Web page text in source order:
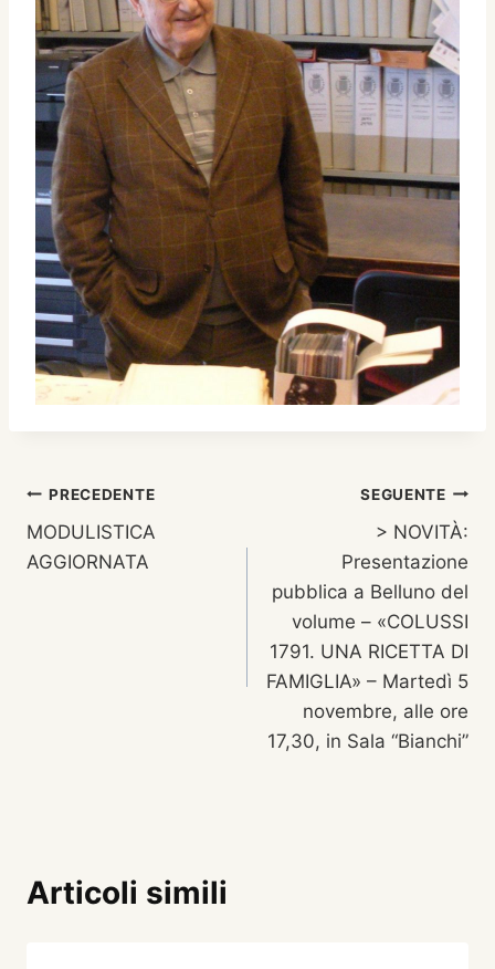
Navigazione
articoli
PRECEDENTE
MODULISTICA
AGGIORNATA
SEGUENTE
> NOVITÀ:
Presentazione
pubblica a Belluno del
volume – «COLUSSI
1791. UNA RICETTA DI
FAMIGLIA» – Martedì 5
novembre, alle ore
17,30, in Sala “Bianchi”
Articoli simili